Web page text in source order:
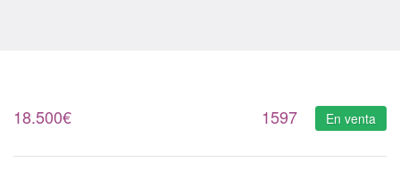
18.500€ 1597 En venta